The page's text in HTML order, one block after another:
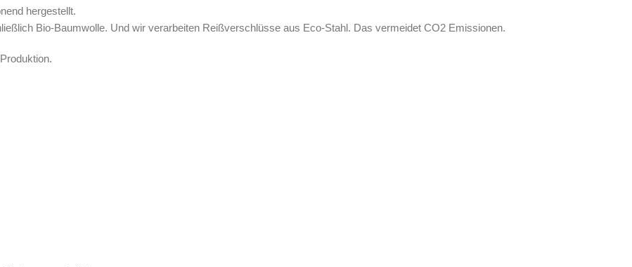
hergestellt.
Bio-Baumwolle. Und wir verarbeiten Reißverschlüsse aus Eco-Stahl. Das vermeidet CO2 Emissionen.